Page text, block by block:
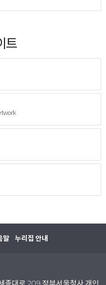
트
말 누리집 안내
종대로 209 정부서울청사 개인